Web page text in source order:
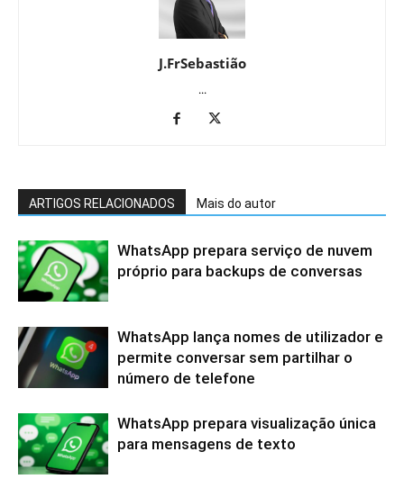
J.FrSebastião
...
ARTIGOS RELACIONADOS Mais do autor
WhatsApp prepara serviço de nuvem
próprio para backups de conversas
WhatsApp lança nomes de utilizador e
permite conversar sem partilhar o
número de telefone
WhatsApp prepara visualização única
para mensagens de texto